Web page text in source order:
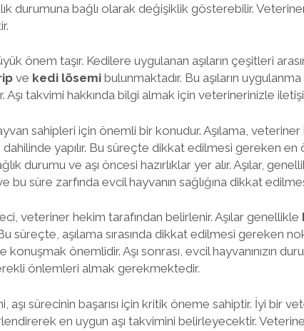
durumuna bağlı olarak değişiklik gösterebilir.
önem taşır. Kedilere uygulanan aşıların çeşitleri
ve kedi lösemibulunmaktadır. Bu aşıların uygulanma
Aşı takvimi hakkında bilgi almak için veterinerinizle
sahipleri için önemli bir konudur. Aşılama, veteriner
yapılır. Bu süreçte dikkat edilmesi gereken en
durumu ve aşı öncesi hazırlıklar yer alır. Aşılar,
bu süre zarfında evcil hayvanın sağlığına dikkat
veteriner hekim tarafından belirlenir. Aşılar genellikle
süreçte, aşılama sırasında dikkat edilmesi gereken
konuşmak önemlidir. Aşı sonrası, evcil hayvanınızın
önlemleri almak gerekmektedir.
sürecinin başarısı için kritik öneme sahiptir. İyi bir
en uygun aşı takvimini belirleyecektir.